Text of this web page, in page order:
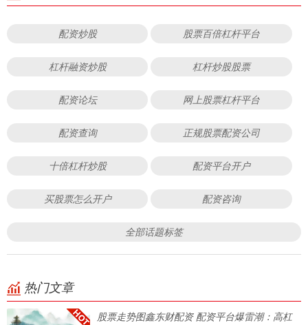
配资炒股 股票百倍杠杆平台
杠杆融资炒股 杠杆炒股股票
配资论坛 网上股票杠杆平台
配资查询 正规股票配资公司
十倍杠杆炒股 配资平台开户
买股票怎么开户 配资咨询
全部话题标签
热门文章
股票走势图鑫东财配资 配资平台爆雷潮：高杠